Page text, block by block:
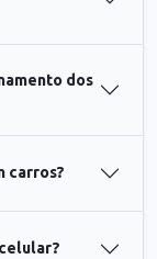
dos
carros?